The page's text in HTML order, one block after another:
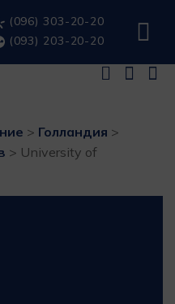
(096) 303-20-20
(093) 203-20-20
> Голландия >
> University of